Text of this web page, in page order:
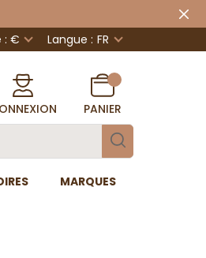
: €
Langue : FR
PANIER
MARQUES